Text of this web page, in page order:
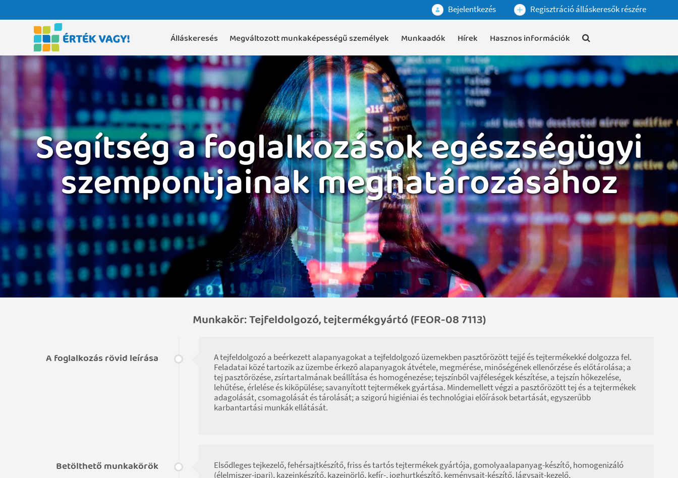
Bejelentkezés Regisztráció álláskeresők részére
Álláskeresés Megváltozott munkaképességű személyek Munkaadók Hírek Hasznos információk
Segítség a foglalkozások egészségügyi
szempontjainak meghatározásához
Munkakör: Tejfeldolgozó, tejtermékgyártó (FEOR-08 7113)
A foglalkozás rövid leírása
A tejfeldolgozó a beérkezett alapanyagokat a tejfeldolgozó üzemekben pasztőrözött tejjé és tejtermékekké dolgozza fel.
Feladatai közé tartozik az üzembe érkező alapanyagok átvétele, megmérése, minőségének ellenőrzése és előtárolása; a
tej pasztőrözése, zsírtartalmának beállítása és homogénezése; tejszínből vajféleségek készítése, a tejszín hőkezelése,
lehűtése, érlelése és kiköpülése; savanyított tejtermékek gyártása. Mindemellett végzi a pasztőrözött tej és a tejtermékek
adagolását, csomagolását és tárolását; a szigorú higiéniai és technológiai előírások betartását, egyszerűbb
karbantartási munkák ellátását.
Betölthető munkakörök
Elsődleges tejkezelő, fehérsajtkészítő, friss és tartós tejtermékek gyártója, gomolyaalapanyag-készítő, homogenizáló
(élelmiszer-ipari), kazeinkészítő, kazeinörlő, kefír-, joghurtkészítő, keménysajt-készítő, lágysajt-kezelő,